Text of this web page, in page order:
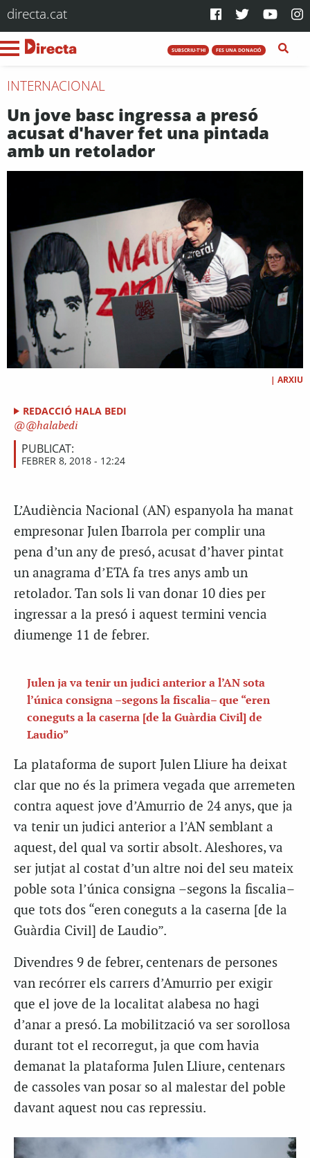
directa.cat
SUBSCRIU-T'HI FES UNA DONACIÓ
INTERNACIONAL
Un jove basc ingressa a presó
acusat d'haver fet una pintada
amb un retolador
| ARXIU
REDACCIÓ HALA BEDI
@halabedi
PUBLICAT:
FEBRER 8, 2018 - 12:24
L’Audiència Nacional (AN) espanyola ha manat
empresonar Julen Ibarrola per complir una
pena d’un any de presó, acusat d’haver pintat
un anagrama d’ETA fa tres anys amb un
retolador. Tan sols li van donar 10 dies per
ingressar a la presó i aquest termini vencia
diumenge 11 de febrer.
Julen ja va tenir un judici anterior a l’AN sota
l’única consigna –segons la fiscalia– que “eren
coneguts a la caserna [de la Guàrdia Civil] de
Laudio”
La plataforma de suport Julen Lliure ha deixat
clar que no és la primera vegada que arremeten
contra aquest jove d’Amurrio de 24 anys, que ja
va tenir un judici anterior a l’AN semblant a
aquest, del qual va sortir absolt. Aleshores, va
ser jutjat al costat d’un altre noi del seu mateix
poble sota l’única consigna –segons la fiscalia–
que tots dos “eren coneguts a la caserna [de la
Guàrdia Civil] de Laudio”.
Divendres 9 de febrer, centenars de persones
van recórrer els carrers d’Amurrio per exigir
que el jove de la localitat alabesa no hagi
d’anar a presó. La mobilització va ser sorollosa
durant tot el recorregut, ja que com havia
demanat la plataforma Julen Lliure, centenars
de cassoles van posar so al malestar del poble
davant aquest nou cas repressiu.